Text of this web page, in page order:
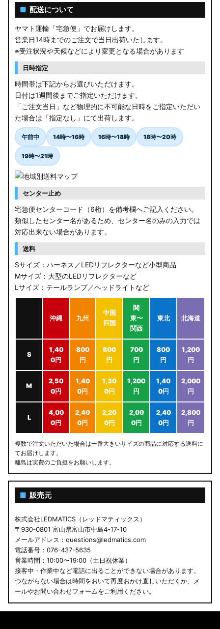
■ 配送について
ヤマト運輸「宅急便」でお届けします。
営業日14時までのご注文で当日出荷いたします。
※受注状況や天候などにより変更となる場合があります
日時指定
時間帯は下記からお選びいただけます。
日付は1週間後までご指定いただけます。
「ご注文当日」など物理的に不可能な日時をご指定いただい
た場合は「指定なし」にて出荷します。
午前中 14時〜16時 16時〜18時 18時〜20時
19時〜21時
センター止め
宅急便センターコード（6桁）を備考欄へご記入ください。
類似したセンター名があるため、センター名のみの入力では
対応出来ない場合があります。
送料
Sサイズ：ハーネス／LEDリフレクターなど小型商品
Mサイズ：大型のLEDリフレクターなど
Lサイズ：テールランプ／ヘッドライトなど
沖縄 九州
中国
四国
関
東〜
関西
東北 北海道
S
1,40
0円
800
円
800
円
700
円
800
円
1,200
円
M
2,50
0円
1,40
0円
1,30
0円
1,200
円
1,40
0円
2,000
円
L
4,00
0円
2,40
0円
2,20
0円
2,00
0円
2,40
0円
2,800
円
複数で注文いただいた場合は一番大きいサイズの商品に対応する送料に
てお届けします。
離島は実費のご負担をお願いします。
■ 販売元
株式会社LEDMATICS（レッドマティックス）
〒930-0801 富山県富山市中島4-17-10
メールアドレス：questions@ledmatics.com
電話番号：076-437-5635
営業時間：10:00〜19:00（土日祝休業）
接客中・作業中など電話に出ることができない場合があります。
つながらない場合は時間をおいて再度おかけ直しいただくか、メ
ールやお問い合わせフォームをご利用ください。